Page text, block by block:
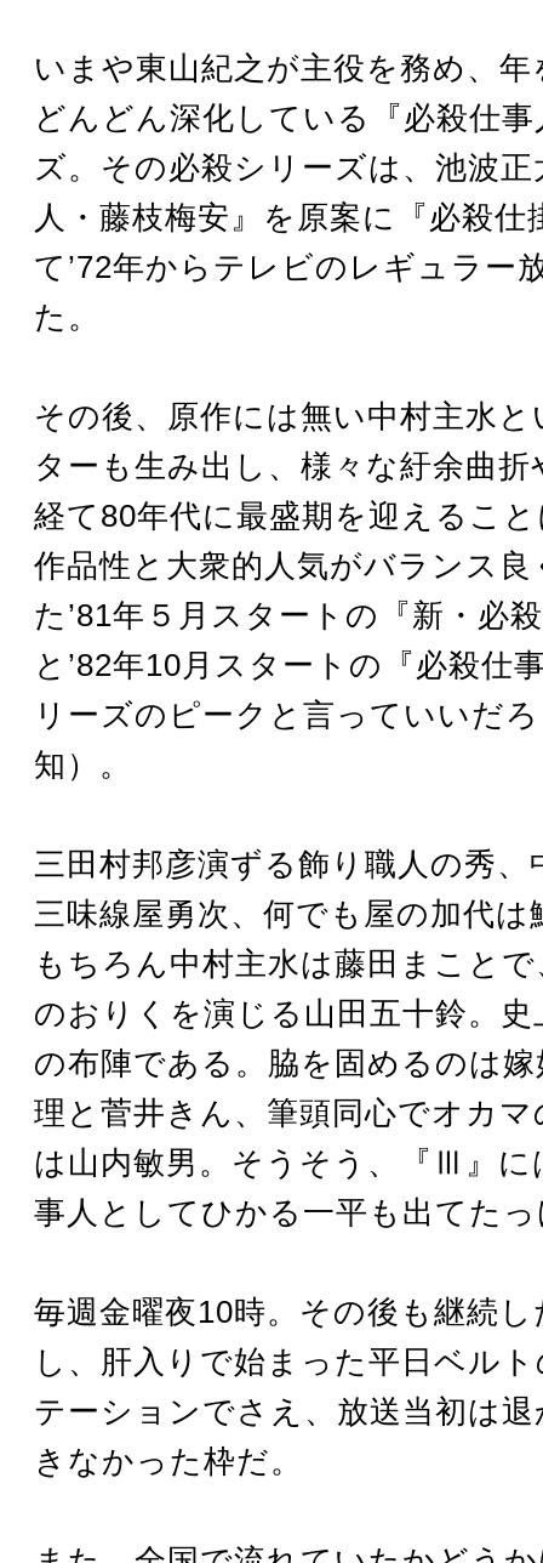
いまや東山紀之が主役を務め、
どんどん深化している『必殺仕
ズ。その必殺シリーズは、池波
人・藤枝梅安』を原案に『必殺仕
て’72年からテレビのレギュラー
た。
その後、原作には無い中村主水
ターも生み出し、様々な紆余曲
経て80年代に最盛期を迎えるこ
作品性と大衆的人気がバランス良
た’81年５月スタートの『新・必
と’82年10月スタートの『必殺仕
リーズのピークと言っていいだ
知）。
三田村邦彦演ずる飾り職人の秀
三味線屋勇次、何でも屋の加代は
もちろん中村主水は藤田まこと
のおりくを演じる山田五十鈴。史
の布陣である。脇を固めるのは
理と菅井きん、筆頭同心でオカ
は山内敏男。そうそう、『Ⅲ』に
事人としてひかる一平も出てた
毎週金曜夜10時。その後も継続
し、肝入りで始まった平日ベル
テーションでさえ、放送当初は
きなかった枠だ。